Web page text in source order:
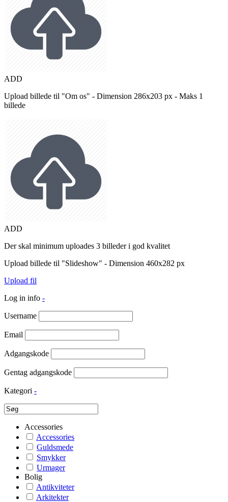
ADD
Upload billede til "Om os" - Dimension 286x203 px - Maks 1
billede
ADD
Der skal minimum uploades 3 billeder i god kvalitet
Upload billede til "Slideshow" - Dimension 460x282 px
Upload fil
Log in info -
Username
Email
Adgangskode
Gentag adgangskode
Kategori -
Accessories
Accessories
Guldsmede
Smykker
Urmager
Bolig
Antikviteter
Arkitekter